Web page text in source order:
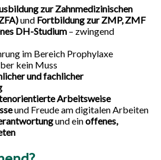
zur Zahnmedizinischen
und Fortbildung zur ZMP, ZMF
DH-Studium – zwingend
im Bereich Prophylaxe
kein Muss
und fachlicher
Arbeitsweise
und Freude am digitalen Arbeiten
und einoffenes,